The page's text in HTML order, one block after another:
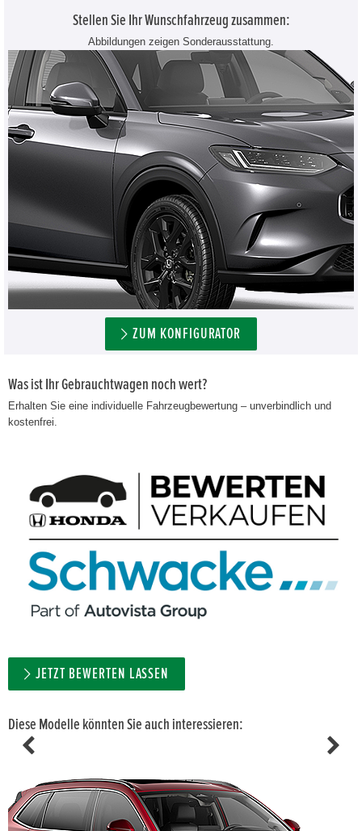
Stellen Sie Ihr Wunschfahrzeug zusammen:
Abbildungen zeigen Sonderausstattung.
ZUM KONFIGURATOR
Was ist Ihr Gebrauchtwagen noch wert?
Erhalten Sie eine individuelle Fahrzeugbewertung – unverbindlich und
kostenfrei.
JETZT BEWERTEN LASSEN
Diese Modelle könnten Sie auch interessieren: